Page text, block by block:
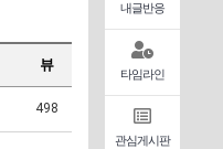
내글반응
타임라인
관심게시판
뷰
498